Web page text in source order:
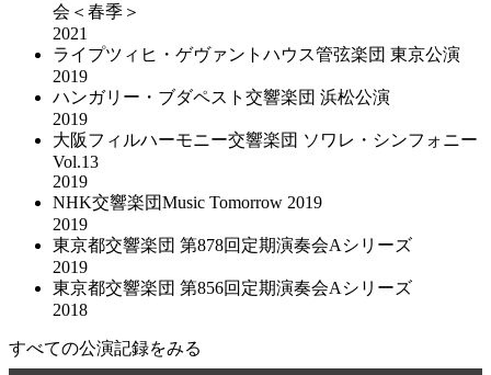
会＜春季＞
2021
ライプツィヒ・ゲヴァントハウス管弦楽団 東京公演
2019
ハンガリー・ブダペスト交響楽団 浜松公演
2019
大阪フィルハーモニー交響楽団 ソワレ・シンフォニー
Vol.13
2019
NHK交響楽団Music Tomorrow 2019
2019
東京都交響楽団 第878回定期演奏会Aシリーズ
2019
東京都交響楽団 第856回定期演奏会Aシリーズ
2018
すべての公演記録をみる